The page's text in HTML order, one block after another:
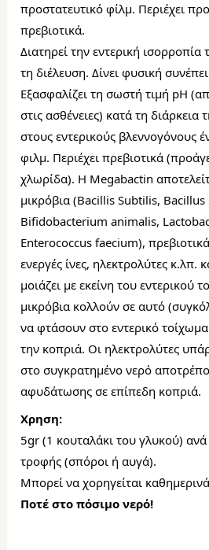
προστατευτικό φίλμ. Περιέχει
πρεβιοτικά.
Διατηρεί την εντερική ισορροπία
τη διέλευση. Δίνει φυσική
Εξασφαλίζει τη σωστή τιμή pH
στις ασθένειες) κατά τη διάρκεια
στους εντερικούς βλεννογόνους
φιλμ. Περιέχει πρεβιοτικά
χλωρίδα). Η Megabactin
μικρόβια (Bacillis Subtilis, Bacillus
Bifidobacterium animalis,
ενεργές ίνες, ηλεκτρολύτες κ.λπ.
μοιάζει με εκείνη του εντερικού
μικρόβια κολλούν σε αυτό
να φτάσουν στο εντερικό τοίχωμα
την κοπριά. Οι ηλεκτρολύτες
στο συγκρατημένο νερό
αφυδάτωσης σε επίπεδη κοπριά.
Χρηση:
5gr (1 κουταλάκι του γλυκού)
τροφής (σπόροι ή αυγά).
Μπορεί να χορηγείται
Ποτέ στο πόσιμο νερό!